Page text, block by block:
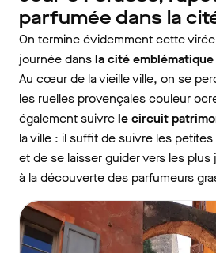
parfumée dans la
On termine évidemment cette
journée dansla cité
Au cœur de la vieille ville, on se
les ruelles provençales couleur
également suivrele circuit
la ville : il suffit de suivre les
et de se laisser guider vers les plus
à la découverte des parfumeurs